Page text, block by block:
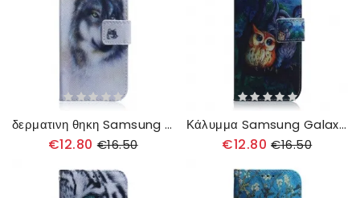
δερματινη θηκη Samsung Galaxy A13 5G Κυνική Ματιά
€12.80 €16.50
Κάλυμμα Samsung Galaxy A13 5G Ζωγραφική Με Κουκουβάγιες
€12.80 €16.50